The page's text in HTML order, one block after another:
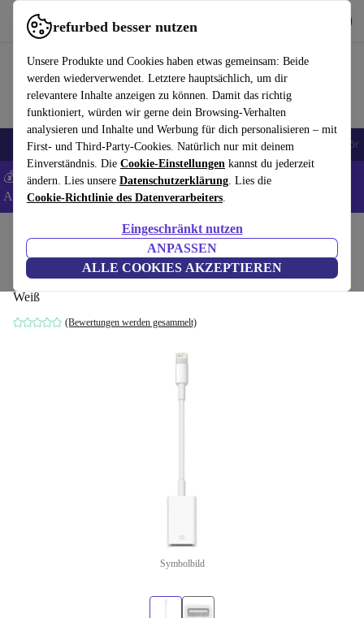
refurbed besser nutzen
Unsere Produkte und Cookies haben etwas gemeinsam: Beide
werden wiederverwendet. Letztere hauptsächlich, um dir
relevantere Inhalte anzeigen zu können. Damit das richtig
funktioniert, würden wir gerne dein Browsing-Verhalten
analysieren und Inhalte und Werbung für dich personalisieren – mit
First- und Third-Party-Cookies. Natürlich nur mit deinem
Einverständnis. Die Cookie-Einstellungen kannst du jederzeit
ändern. Lies unsere Datenschutzerklärung. Lies die
Cookie-Richtlinie des Datenverarbeiters.
Eingeschränkt nutzen
ANPASSEN
ALLE COOKIES AKZEPTIEREN
refurbed schnell und einfach nutzen
🎒 Back to school Handys Laptops Tablets Smartwatches Zubehör
💰 Extra -5% auf Samsung- und Google-Smartphones - Code:
ANDROID5 -AGB
Zubehör Apple Zubehör
Apple Lightning/USB Kamera Adapter
Weiß
(Bewertungen werden gesammelt)
Symbolbild